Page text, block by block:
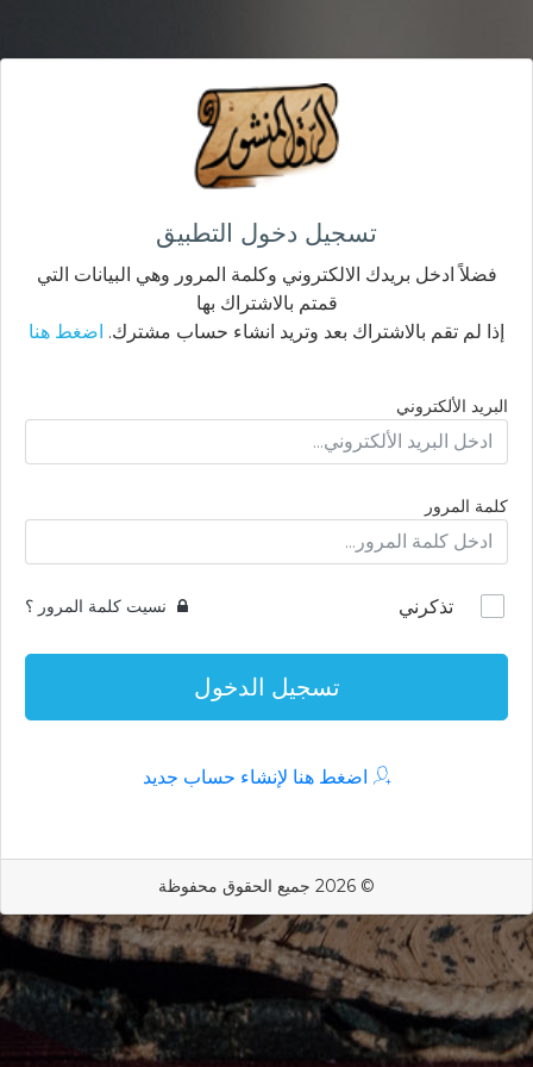
تسجيل دخول التطبيق
فضلاً ادخل بريدك الالكتروني وكلمة المرور وهي البيانات التي
قمتم بالاشتراك بها
إذا لم تقم بالاشتراك بعد وتريد انشاء حساب مشترك. اضغط هنا
البريد الألكتروني
كلمة المرور
تذكرني نسيت كلمة المرور ؟
تسجيل الدخول
اضغط هنا لإنشاء حساب جديد
© 2026 جميع الحقوق محفوظة